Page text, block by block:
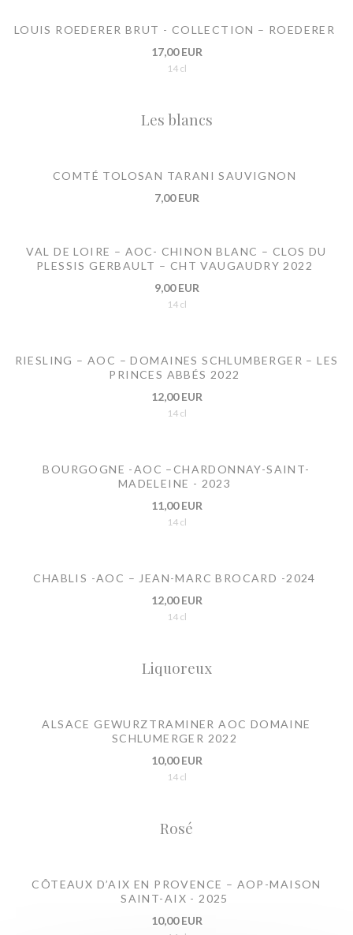
LOUIS ROEDERER BRUT - COLLECTION – ROEDERER
17,00 EUR
14 cl
Les blancs
COMTÉ TOLOSAN TARANI SAUVIGNON
7,00 EUR
VAL DE LOIRE – AOC- CHINON BLANC – CLOS DU
PLESSIS GERBAULT – CHT VAUGAUDRY 2022
9,00 EUR
14 cl
RIESLING – AOC – DOMAINES SCHLUMBERGER – LES
PRINCES ABBÉS 2022
12,00 EUR
14 cl
BOURGOGNE -AOC –CHARDONNAY-SAINT-
MADELEINE - 2023
11,00 EUR
14 cl
CHABLIS -AOC – JEAN-MARC BROCARD -2024
12,00 EUR
14 cl
Liquoreux
ALSACE GEWURZTRAMINER AOC DOMAINE
SCHLUMERGER 2022
10,00 EUR
14 cl
Rosé
CÔTEAUX D’AIX EN PROVENCE – AOP-MAISON
SAINT-AIX - 2025
10,00 EUR